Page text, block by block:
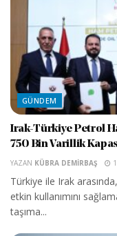
GÜNDEM
Irak-Türkiye Petrol
750 Bin Varillik
YAZAN KÜBRA DEMIRBAŞ
Türkiye ile Irak
etkin kullanımını
taşıma...